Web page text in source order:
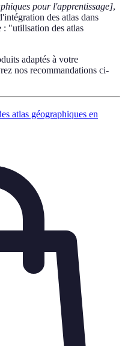
pour l'apprentissage],
des atlas dans
: "utilisation des atlas
adaptés à votre
nos recommandations ci-
atlas géographiques en